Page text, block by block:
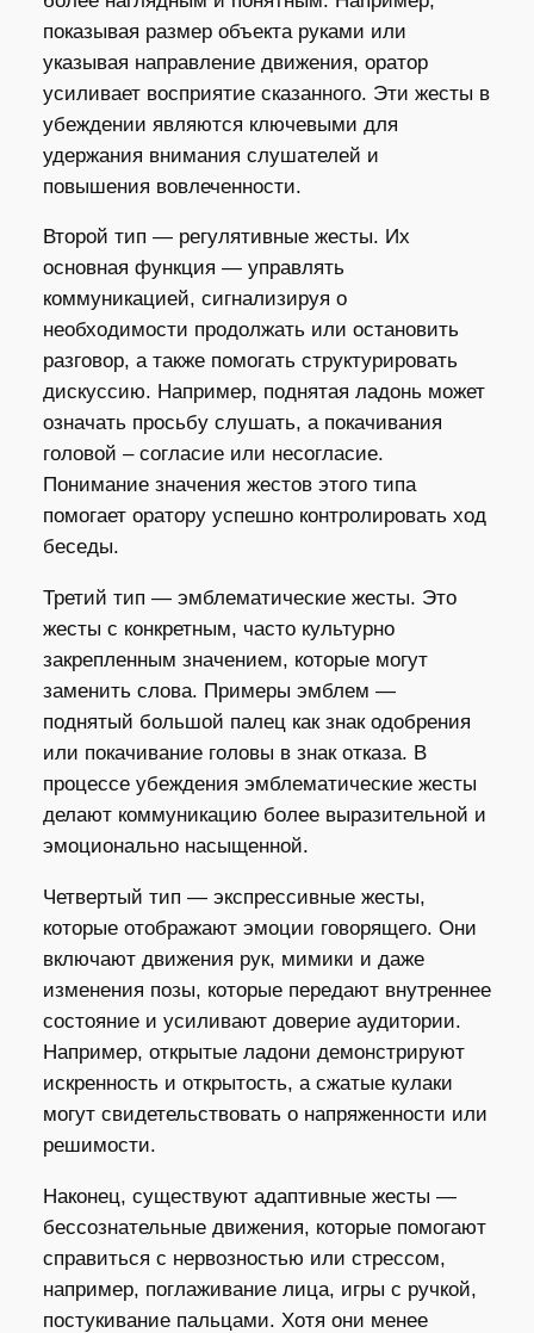
показывая размер объекта руками или
указывая направление движения, оратор
усиливает восприятие сказанного. Эти жесты в
убеждении являются ключевыми для
удержания внимания слушателей и
повышения вовлеченности.
Второй тип — регулятивные жесты. Их
основная функция — управлять
коммуникацией, сигнализируя о
необходимости продолжать или остановить
разговор, а также помогать структурировать
дискуссию. Например, поднятая ладонь может
означать просьбу слушать, а покачивания
головой – согласие или несогласие.
Понимание значения жестов этого типа
помогает оратору успешно контролировать ход
беседы.
Третий тип — эмблематические жесты. Это
жесты с конкретным, часто культурно
закрепленным значением, которые могут
заменить слова. Примеры эмблем —
поднятый большой палец как знак одобрения
или покачивание головы в знак отказа. В
процессе убеждения эмблематические жесты
делают коммуникацию более выразительной и
эмоционально насыщенной.
Четвертый тип — экспрессивные жесты,
которые отображают эмоции говорящего. Они
включают движения рук, мимики и даже
изменения позы, которые передают внутреннее
состояние и усиливают доверие аудитории.
Например, открытые ладони демонстрируют
искренность и открытость, а сжатые кулаки
могут свидетельствовать о напряженности или
решимости.
Наконец, существуют адаптивные жесты —
бессознательные движения, которые помогают
справиться с нервозностью или стрессом,
например, поглаживание лица, игры с ручкой,
постукивание пальцами. Хотя они менее